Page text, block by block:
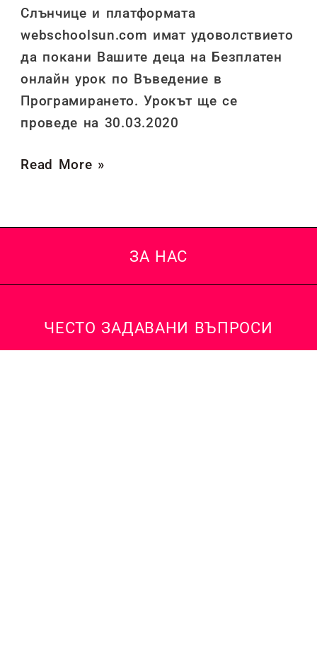
Слънчице и платформата
webschoolsun.com имат удоволствието
да покани Вашите деца на Безплатен
онлайн урок по Въведение в
Програмирането. Урокът ще се
проведе на 30.03.2020
Read More »
ЗА НАС
ЧЕСТО ЗАДАВАНИ ВЪПРОСИ